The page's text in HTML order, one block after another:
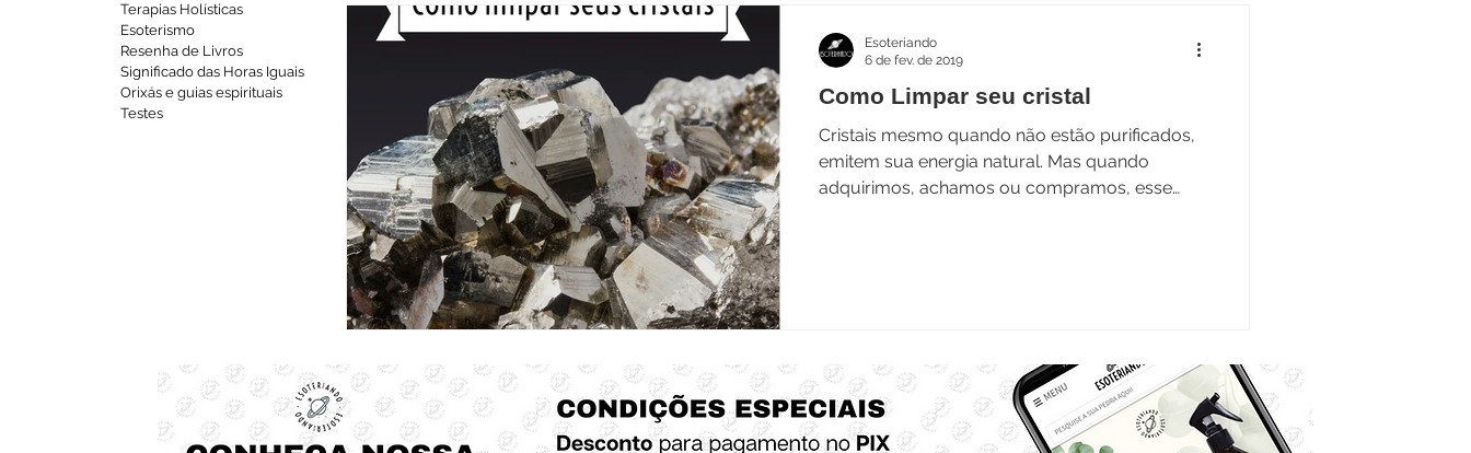
Terapias Holísticas
Esoterismo
Resenha de Livros
Significado das Horas Iguais
Orixás e guias espirituais
Testes
Como Limpar seu cristal
Cristais mesmo quando não estão purificados,
emitem sua energia natural. Mas quando
adquirimos, achamos ou compramos, esse
Esoteriando
6 de fev. de 2019